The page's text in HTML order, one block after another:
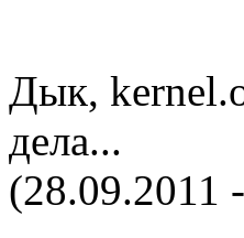
Дык,
дела...
(28.09.2011